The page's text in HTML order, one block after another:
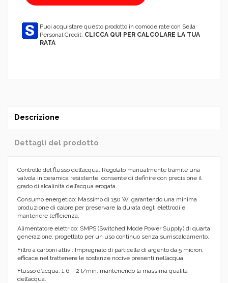
Puoi acquistare questo prodotto in comode rate con Sella
Personal Credit. CLICCA QUI PER CALCOLARE LA TUA
RATA
Descrizione
Dettagli del prodotto
Controllo del flusso dell’acqua: Regolato manualmente tramite una
valvola in ceramica resistente, consente di definire con precisione il
grado di alcalinità dell’acqua erogata.
Consumo energetico: Massimo di 150 W, garantendo una minima
produzione di calore per preservare la durata degli elettrodi e
mantenere l’efficienza.
Alimentatore elettrico: SMPS (Switched Mode Power Supply) di quarta
generazione, progettato per un uso continuo senza surriscaldamento.
Filtro a carboni attivi: Impregnato di particelle di argento da 5 micron,
efficace nel trattenere le sostanze nocive presenti nell’acqua.
Flusso d’acqua: 1,6 – 2 l/min, mantenendo la massima qualità
dell’acqua.